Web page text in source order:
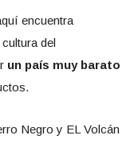
encuentra
del
un país muy barato
Negro y EL Volcán